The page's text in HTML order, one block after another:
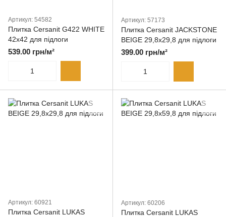
Артикул: 54582
Плитка Cersanit G422 WHITE
42x42 для підлоги
539.00 грн/м²
Артикул: 57173
Плитка Cersanit JACKSTONE
BEIGE 29,8x29,8 для підлоги
399.00 грн/м²
Артикул: 60921
Плитка Cersanit LUKAS
Артикул: 60206
Плитка Cersanit LUKAS